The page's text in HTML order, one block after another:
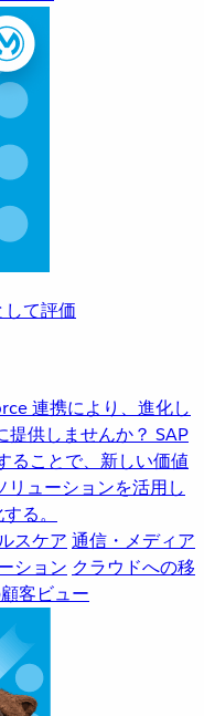
て評価
連携により、進化し
提供しませんか？ SAP
ることで、新しい価値
リューションを活用し
る。
スケア 通信・メディア
ション クラウドへの移
客ビュー